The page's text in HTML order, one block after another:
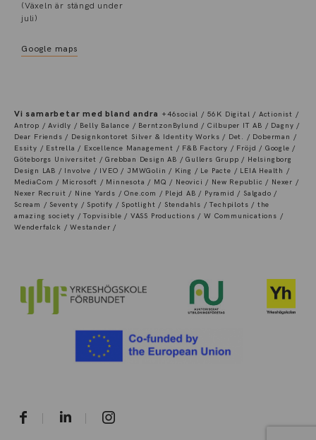
(Växeln är stängd under
juli)
Google maps
Vi samarbetar med bland andra +46social / 56K Digital / Actionist /
Antrop / Avidly / Belly Balance / BerntzonBylund / Cilbuper IT AB / Dagny /
Dear Friends / Designkontoret Silver & Identity Works / Det. / Doberman /
Essity / Estrella / Excellence Management / F&B Factory / Fröjd / Google /
Göteborgs Universitet / Grebban Design AB / Gullers Grupp / Helsingborg
Design LAB / Involve / IVEO / JMWGolin / King / Le Pacte / LEIA Health /
MediaCom / Microsoft / Minnesota / MQ / Neovici / New Republic / Nexer /
Nexer Recruit / Nine Yards / One.com / Plejd AB / Pyramid / Salgado /
Scream / Seventy / Spotify / Spotlight / Stendahls / Techpilots / the
amazing society / Topvisible / VASS Productions / W Communications /
Wenderfalck / Westander /